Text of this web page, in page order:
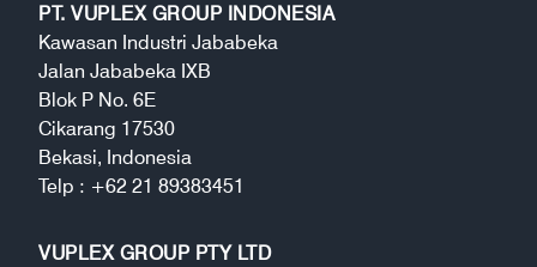
PT. VUPLEX GROUP INDONESIA
Kawasan Industri Jababeka
Jalan Jababeka IXB
Blok P No. 6E
Cikarang 17530
Bekasi, Indonesia
Telp : +62 21 89383451
VUPLEX GROUP PTY LTD